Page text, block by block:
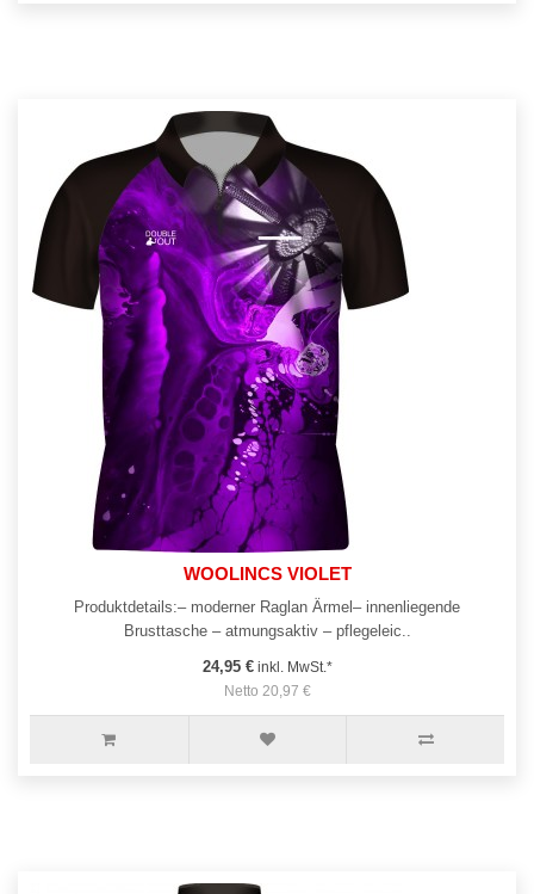
WOOLINCS VIOLET
Produktdetails:– moderner Raglan Ärmel– innenliegende
Brusttasche – atmungsaktiv – pflegeleic..
24,95 €inkl. MwSt.*
Netto 20,97 €